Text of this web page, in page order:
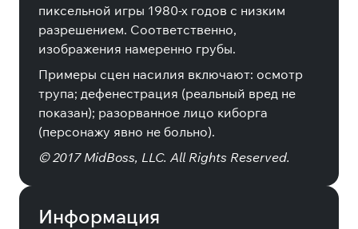
пиксельной игры 1980-х годов с низким
разрешением. Соответственно,
изображения намеренно грубы.
Примеры сцен насилия включают: осмотр
трупа; дефенестрация (реальный вред не
показан); разорванное лицо киборга
(персонажу явно не больно).
© 2017 MidBoss, LLC. All Rights Reserved.
Информация